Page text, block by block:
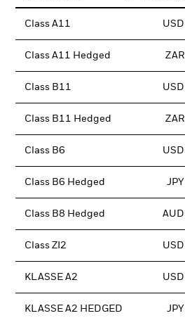
Class A11 USD
Class A11 Hedged ZAR
Class B11 USD
Class B11 Hedged ZAR
Class B6 USD
Class B6 Hedged JPY
Class B8 Hedged AUD
Class ZI2 USD
KLASSE A2 USD
KLASSE A2 HEDGED JPY